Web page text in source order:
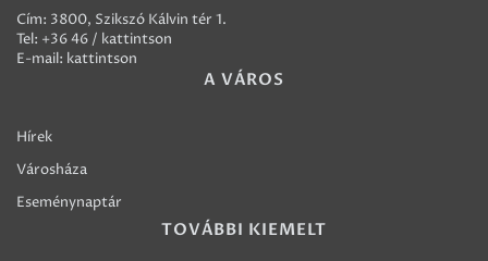
Cím: 3800, Szikszó Kálvin tér 1.
Tel: +36 46 / kattintson
E-mail: kattintson
A VÁROS
Hírek
Városháza
Eseménynaptár
TOVÁBBI KIEMELT